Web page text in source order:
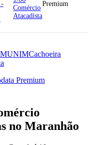
-
Comércio
Atacadista
Premium
Cachoeira
Premium
no Maranhão